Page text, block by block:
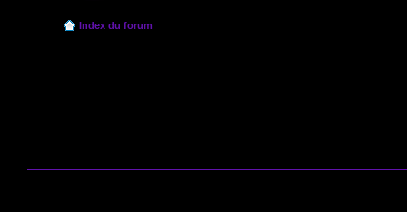
Index du forum